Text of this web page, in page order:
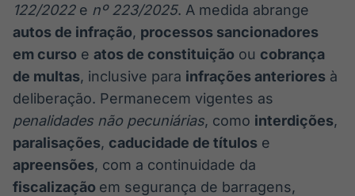
122/2022e nº 223/2025. A medida abrange
autos de infração, processos sancionadores
em curso e atos de constituição ou cobrança
de multas, inclusive para infrações anteriores à
deliberação. Permanecem vigentes as
penalidades não pecuniárias, como interdições,
paralisações, caducidade de títulos e
apreensões, com a continuidade da
fiscalização em segurança de barragens,